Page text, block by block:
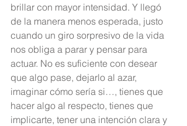
brillar con mayor intensidad. Y llegó
de la manera menos esperada, justo
cuando un giro sorpresivo de la vida
nos obliga a parar y pensar para
actuar. No es suficiente con desear
que algo pase, dejarlo al azar,
imaginar cómo sería si…, tienes que
hacer algo al respecto, tienes que
implicarte, tener una intención clara y